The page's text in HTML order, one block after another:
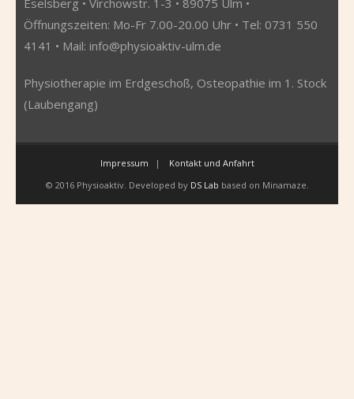
Öffnungszeiten: Mo-Fr 7.00-20.00 Uhr • Tel: 0731 550
4141 • Mail: info@physioaktiv-ulm.de
Physiotherapie im Erdgeschoß, Osteopathie im 1. Stock
(Laubengang)
Impressum
Kontakt und Anfahrt
© 2016 Physioaktiv. Developed by DS Lab based on Minamaze.